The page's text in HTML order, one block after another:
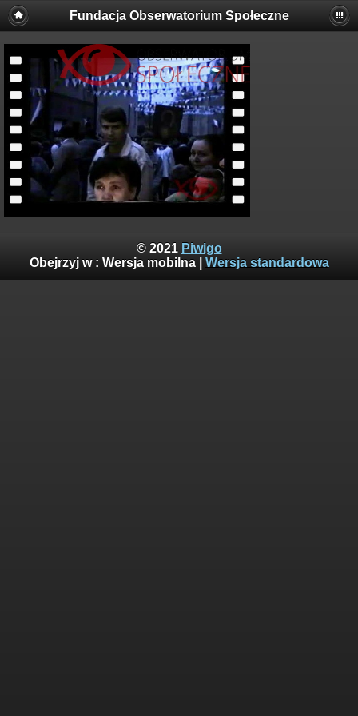
Fundacja Obserwatorium Społeczne
© 2021 Piwigo
Obejrzyj w : Wersja mobilna| Wersja standardowa